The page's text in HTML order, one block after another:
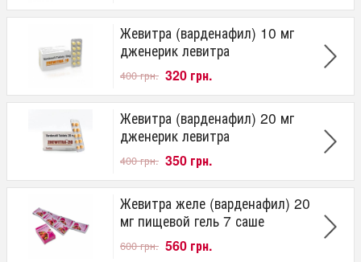
Производитель
Centurion Laboratories (India)
Sunrise Remedies
Signature
Fortune Health Care
Aurochem Pvt
Форма выпуска
жевательные таблетки
желе
таблетки под язык
Цена
Жевитра (варденафил) 10 мг
дженерик левитра
400 грн. 320 грн.
Жевитра (варденафил) 20 мг
дженерик левитра
400 грн. 350 грн.
Жевитра желе (варденафил) 20
мг пищевой гель 7 саше
600 грн. 560 грн.